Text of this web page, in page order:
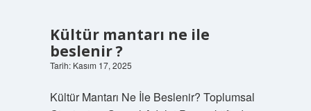
Kültür mantarı ne ile
beslenir ?
Tarih: Kasım 17, 2025
Kültür Mantarı Ne İle Beslenir? Toplumsal